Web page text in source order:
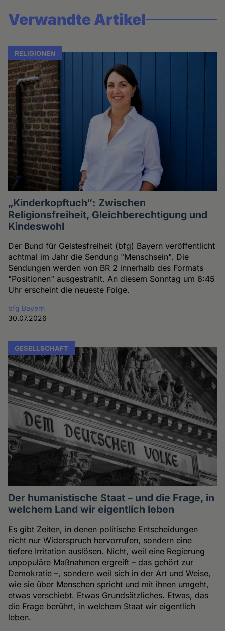
Verwandte Artikel
RELIGIONEN
„Kinderkopftuch“: Zwischen
Religionsfreiheit, Gleichberechtigung und
Kindeswohl
Der Bund für Geistesfreiheit (bfg) Bayern veröffentlicht
achtmal im Jahr die Sendung "Menschsein". Die
Sendungen werden von BR 2 innerhalb des Formats
"Positionen" ausgestrahlt. An diesem Sonntag um 6:45
Uhr erscheint die neueste Folge.
bfg Bayern
30.07.2026
GESELLSCHAFT
Der humanistische Staat – und die Frage, in
welchem Land wir eigentlich leben
Es gibt Zeiten, in denen politische Entscheidungen
nicht nur Widerspruch hervorrufen, sondern eine
tiefere Irritation auslösen. Nicht, weil eine Regierung
unpopuläre Maßnahmen ergreift – das gehört zur
Demokratie –, sondern weil sich in der Art und Weise,
wie sie über Menschen spricht und mit ihnen umgeht,
etwas verschiebt. Etwas Grundsätzliches. Etwas, das
die Frage berührt, in welchem Staat wir eigentlich
leben.